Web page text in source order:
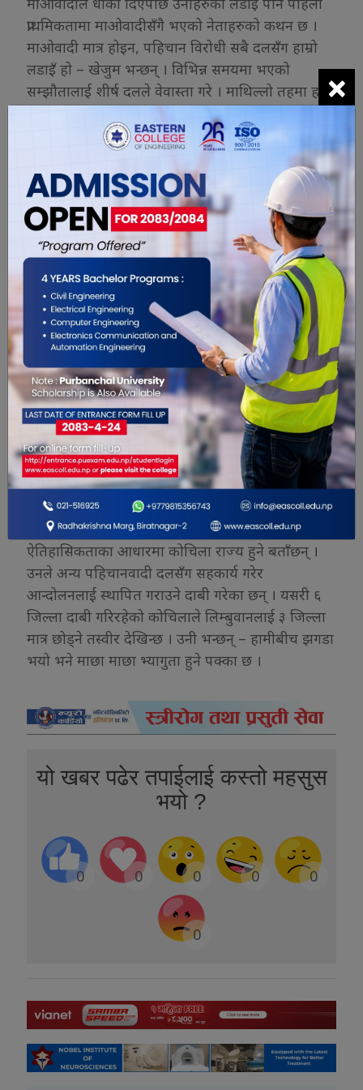
प्राथमिकतामा माओवादीसँगै भएको नेताहरुको कथन छ ।
माओवादी मात्र होइन, पहिचान विरोधी सबै दलसँग हाम्रो
लडाइँ हो – खेजुम भन्छन् । विभिन्न समयमा भएको
सम्झौतालाई शीर्ष दलले वेवास्ता गरे । माथिल्लो तहमा हामी
दवाब दिँदैनौं, अब सडकबाटै सरकार झुकाउँछौं – सचिवले
लिम्बुवानको आन्दोलन अराजक छ नि भन्ने सन्दर्भमा उनले
भने – शीर्ष दलले गरेको आन्दोलन जस्तो अराजक
आन्दोलन गरेका छैनौं । हामी शान्तिपूर्ण आन्दोलनमा छौं ।
हाम्रा आन्दोलनसँग कोही डराउनु पर्दैन । उनले एक मधेस
एक प्रदेश, थरुहट, कोच नमान्ने बताएका छन् । अहिलेको
अवस्थामा मान्दैनौं – खजुम भन्छन् । लिम्बुवानलाई कमजोर
बनाउन केन्द्रीय राजनीतिक लागेको सबैलाई थाहा छ ।
तत्कालीन संघीय लिम्बुवान राज्य परिषद्का महासचिव
एवम् संघीय लिम्बुवान पार्टी नेपालका सचिव भन्छन् – अब
दुई कित्तामा राजनीति चल्छ । एकात्मकवादीको एक भाग,
पहिचान पक्षधरको अर्को भाग । उनले भने – लिम्बुवानका
लागि जनमत स्वीकार्न सकिँदैन । लिम्बुवान प्राप्त नभए
निषेधको राजनीति हुने र समानान्तर गतिविधि गर्ने
लिम्बुवानी नेताहरु बताउँछन् ।
यता कोचिला राज्यका लागि आन्दोलनरत् पूर्वी थारुवान
कोचिला राज्य संघर्ष समिति झापा, मोरङ, सुनसरी,
सिराहा, सप्तरी र उदयपुरलाई दाउ छोपिरहेको छ । संघर्ष
समितिका संयोजक श्रीप्रसाद चौधरीले भूगोलको
ऐतिहासिकताका आधारमा कोचिला राज्य हुने बताँछन् ।
उनले अन्य पहिचानवादी दलसँग सहकार्य गरेर
आन्दोलनलाई स्थापित गराउने दाबी गरेका छन् । यसरी ६
जिल्ला दाबी गरिरहेको कोचिलाले लिम्बुवानलाई ३ जिल्ला
मात्र छोड्ने तस्वीर देखिन्छ । उनी भन्छन् – हामीबीच झगडा
भयो भने माछा माछा भ्यागुता हुने पक्का छ ।
यो खबर पढेर तपाईलाई कस्तो महसुस
भयो ?
0 0 0 0 0
0
×